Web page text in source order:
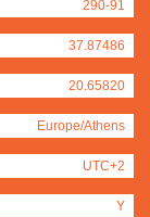
290-91
37.87486
20.65820
Europe/Athens
UTC+2
Y